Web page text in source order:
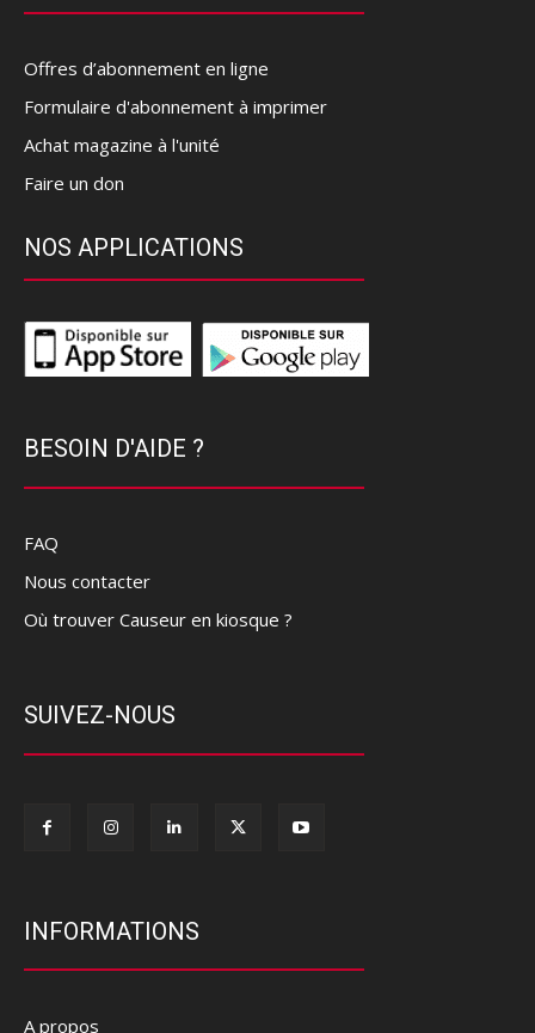
Offres d’abonnement en ligne
Formulaire d'abonnement à imprimer
Achat magazine à l'unité
Faire un don
NOS APPLICATIONS
BESOIN D'AIDE ?
FAQ
Nous contacter
Où trouver Causeur en kiosque ?
SUIVEZ-NOUS
INFORMATIONS
A propos